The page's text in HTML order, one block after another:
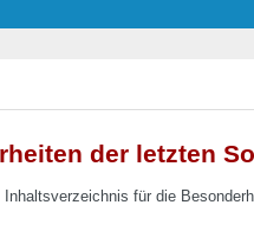
der letzten
für die